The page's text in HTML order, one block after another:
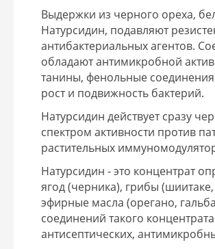
Выдержки из черного ореха,
Натурсидин, подавляют
антибактериальных агентов.
обладают антимикробной
танины, фенольные
рост и подвижность бактерий.
Натурсидин действует сразу
спектром активности против
растительных
Натурсидин - это концентрат
ягод (черника), грибы
эфирные масла (орегано,
соединений такого
антисептических,